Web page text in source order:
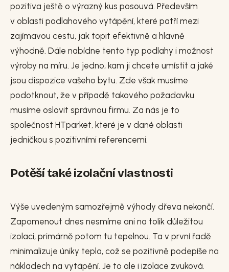
pozitiva ještě o výrazný kus posouvá. Především
v oblasti podlahového vytápění, které patří mezi
zajímavou cestu, jak topit efektivně a hlavně
výhodně. Dále nabídne tento typ podlahy i možnost
výroby na míru. Je jedno, kam ji chcete umístit a jaké
jsou dispozice vašeho bytu. Zde však musíme
podotknout, že v případě takového požadavku
musíme oslovit správnou firmu. Za nás je to
společnost HTparket, které je v dané oblasti
jedničkou s pozitivními referencemi.
Potěší také izolační vlastnosti
Výše uvedeným samozřejmě výhody dřeva nekončí.
Zapomenout dnes nesmíme ani na tolik důležitou
izolaci, primárně potom tu tepelnou. Ta v první řadě
minimalizuje úniky tepla, což se pozitivně podepíše na
nákladech na vytápění. Je to ale i izolace zvuková.